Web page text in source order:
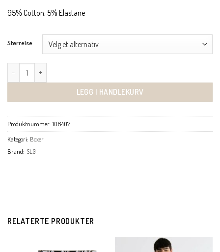
95% Cotton, 5% Elastane
Størrelse
SLG Base Short C2P mørk grå antall
LEGG I HANDLEKURV
Produktnummer: 106407
Kategori: Boxer
Brand: SLG
RELATERTE PRODUKTER